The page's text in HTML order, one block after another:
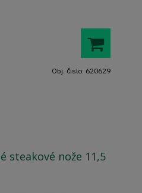
Obj. čislo: 620629
steakové nože 11,5